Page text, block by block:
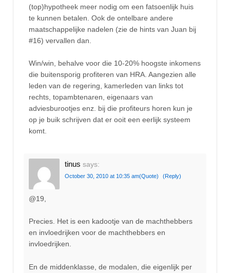
(top)hypotheek meer nodig om een fatsoenlijk huis
te kunnen betalen. Ook de ontelbare andere
maatschappelijke nadelen (zie de hints van Juan bij
#16) vervallen dan.
Win/win, behalve voor die 10-20% hoogste inkomens
die buitensporig profiteren van HRA. Aangezien alle
leden van de regering, kamerleden van links tot
rechts, topambtenaren, eigenaars van
adviesburootjes enz. bij die profiteurs horen kun je
op je buik schrijven dat er ooit een eerlijk systeem
komt.
tinus says:
October 30, 2010 at 10:35 am(Quote) (Reply)
@19,
Precies. Het is een kadootje van de machthebbers
en invloedrijken voor de machthebbers en
invloedrijken.
En de middenklasse, de modalen, die eigenlijk per